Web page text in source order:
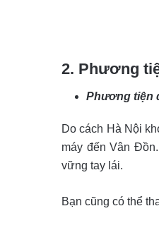
2. Phương
Phương tiện
Do cách Hà Nội
máy đến Vân
vững tay lái.
Bạn cũng có thể